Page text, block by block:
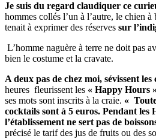
Je suis du regard claudiquer ce
hommes collés l’un à l’autre, le chien à
tenait à exprimer des réserves sur
L’homme naguère à terre ne doit pas
bien le costume et la cravate.
A deux pas de chez moi, sévissent les
heures fleurissent les « Happy Hours
ses mots sont inscrits à la craie. «
cocktails sont à 5 euros. Pendant les
l’établissement ne sert pas de
précisé le tarif des jus de fruits ou des